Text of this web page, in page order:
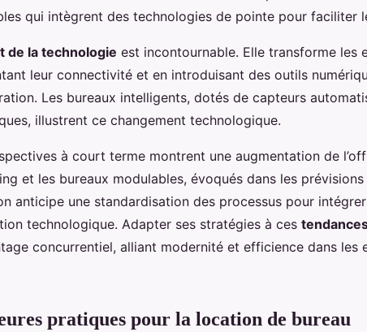
qui intègrent des technologies de pointe pour faciliter
de la technologie est incontournable. Elle transforme les
leur connectivité et en introduisant des outils
Les bureaux intelligents, dotés de capteurs
illustrent ce changement technologique.
à court terme montrent une augmentation de
et les bureaux modulables, évoqués dans les
anticipe une standardisation des processus pour
technologique. Adapter ses stratégies à ces
concurrentiel, alliant modernité et efficience dans les
pratiques pour la location de bureau